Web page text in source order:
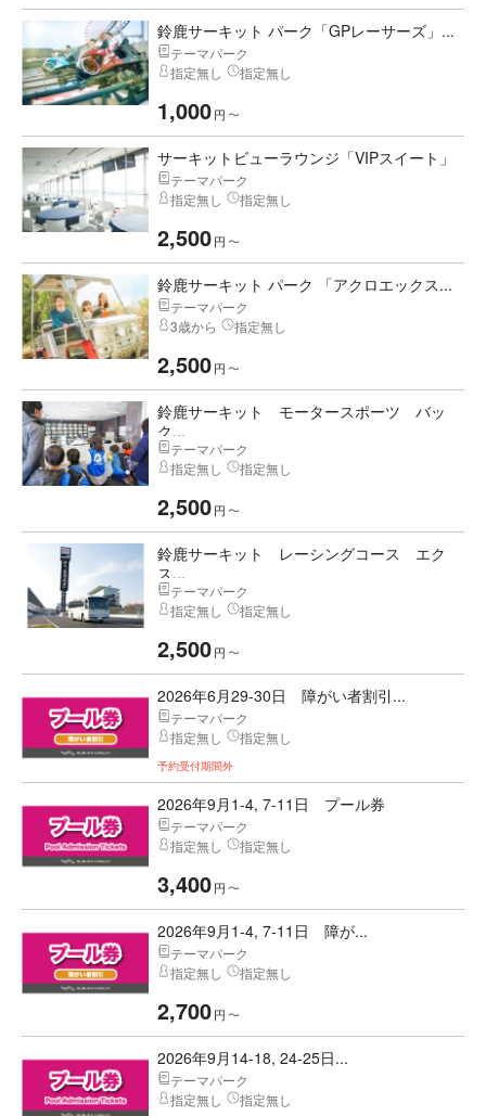
鈴鹿サーキット パーク「GPレーサーズ」...
テーマパーク
指定無し
指定無し
1,000円 〜
サーキットビューラウンジ「VIPスイート」
テーマパーク
指定無し
指定無し
2,500円 〜
鈴鹿サーキット パーク 「アクロエックス...
テーマパーク
3歳から
指定無し
2,500円 〜
鈴鹿サーキット モータースポーツ バッ
ク...
テーマパーク
指定無し
指定無し
2,500円 〜
鈴鹿サーキット レーシングコース エク
ス...
テーマパーク
指定無し
指定無し
2,500円 〜
2026年6月29-30日 障がい者割引...
テーマパーク
指定無し
指定無し
予約受付期間外
2026年9月1-4, 7-11日 プール券
テーマパーク
指定無し
指定無し
3,400円 〜
2026年9月1-4, 7-11日 障が...
テーマパーク
指定無し
指定無し
2,700円 〜
2026年9月14-18, 24-25日...
テーマパーク
指定無し
指定無し